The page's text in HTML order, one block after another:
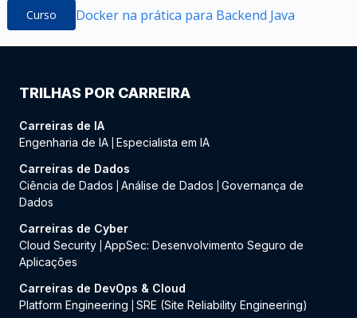
Curso Docker na prática para Backend Java
TRILHAS POR CARREIRA
Carreiras de IA
Engenharia de IA Especialista em IA
Carreiras de Dados
Ciência de Dados
Análise de Dados
Governança de
Dados
Carreiras de Cyber
Cloud Security AppSec: Desenvolvimento Seguro de
Aplicações
Carreiras de DevOps & Cloud
Platform Engineering
SRE (Site Reliability Engineering)